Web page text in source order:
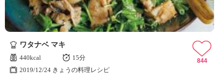
ワタナベ マキ
440kcal
15分
2019/12/24 きょうの料理レシピ
844